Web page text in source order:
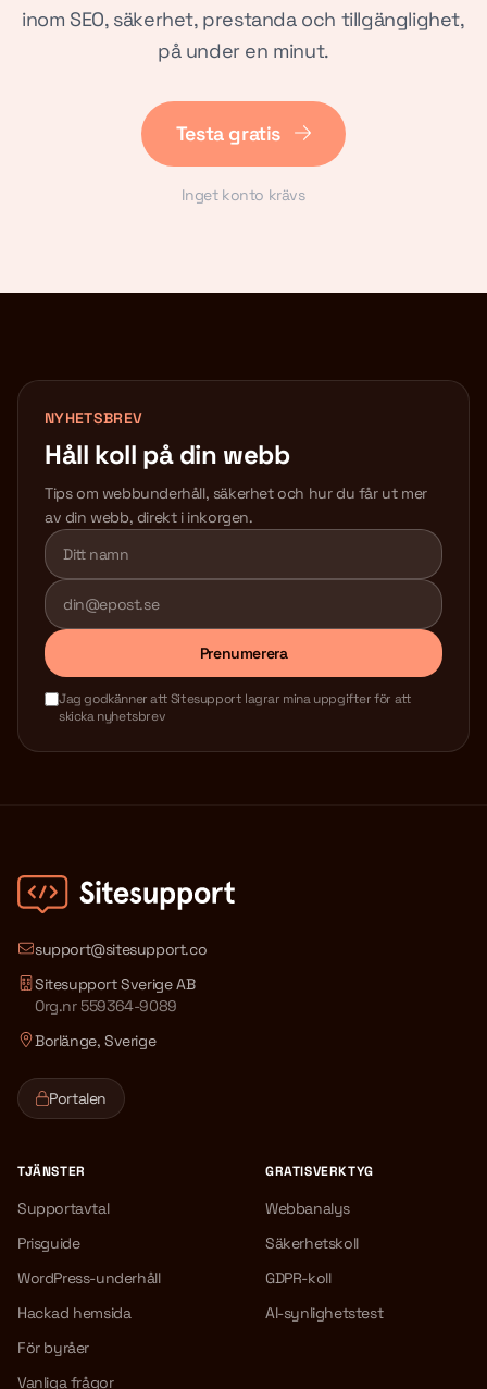
inom SEO, säkerhet, prestanda och tillgänglighet,
på under en minut.
Testa gratis
Inget konto krävs
NYHETSBREV
Håll koll på din webb
Tips om webbunderhåll, säkerhet och hur du får ut mer
av din webb, direkt i inkorgen.
Lämna detta fält tomt
Prenumerera
Jag godkänner att Sitesupport lagrar mina uppgifter för att
skicka nyhetsbrev
support@sitesupport.co
Sitesupport Sverige AB
Org.nr 559364-9089
Borlänge, Sverige
Portalen
TJÄNSTER
Supportavtal
Prisguide
WordPress-underhåll
Hackad hemsida
För byråer
Vanliga frågor
GRATISVERKTYG
Webbanalys
Säkerhetskoll
GDPR-koll
AI-synlighetstest